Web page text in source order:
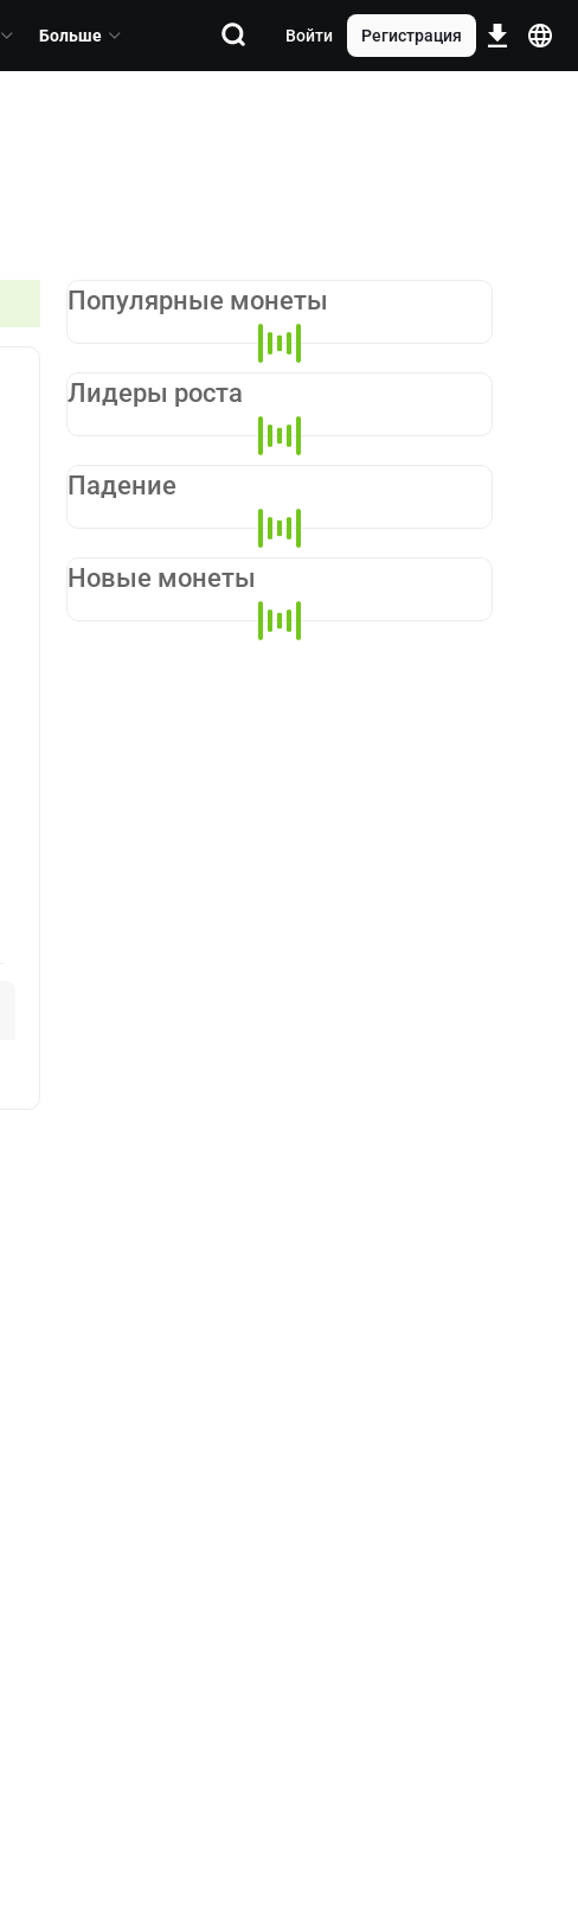
Больше Войти Регистрация
Популярные монеты
Лидеры роста
Падение
Новые монеты